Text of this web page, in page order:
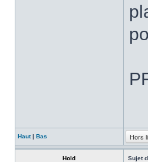
Haut| Bas Hors
Hold Sujet